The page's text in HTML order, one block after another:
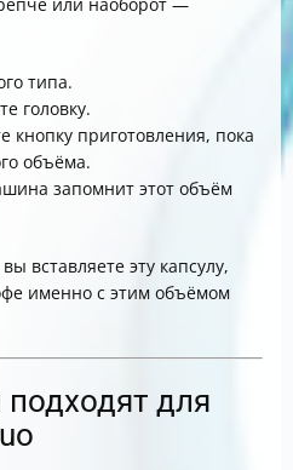
типа.
головку.
кнопку приготовления, пока
объёма.
запомнит этот объём
вставляете эту капсулу,
именно с этим объёмом
для